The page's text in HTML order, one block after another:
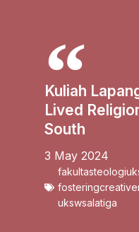
Kuliah
Lived
South
3 May 2024
ukswsalatiga